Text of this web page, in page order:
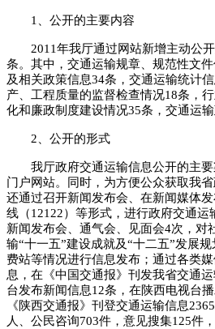
1、公开的主要内容
2011年我厅通过网站新增主动公开
条。其中，交通运输规章、规范性文
及相关政策信息34条，交通运输统计
产、工程质量的监督检查情况18条，
化和廉政制度建设情况35条，交通运输
2、公开的形式
我厅政府交通运输信息公开的主要
门户网站。同时，为方便公众获取我
还通过召开新闻发布会、在新闻媒体
线（12122）等形式，进行政府交通运
新闻发布会、通气会、见面会4次，对
输“十一五”建设成就及“十二五”发展
费站等情况进行信息发布；通过各类
息，在《中国交通报》刊发我省交通
台发布新闻信息12条，在陕西电视台
《陕西交通报》刊登交通运输信息
人、公民咨询703件，意见搜集125件